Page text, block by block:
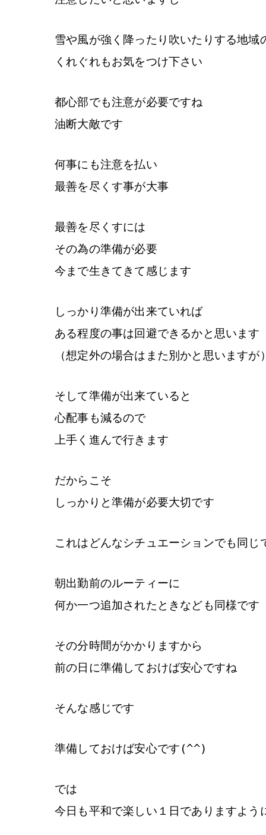
雪や風が強く降ったり吹いたりする地域
くれぐれもお気をつけ下さい
都心部でも注意が必要ですね
油断大敵です
何事にも注意を払い
最善を尽くす事が大事
最善を尽くすには
その為の準備が必要
今まで生きてきて感じます
しっかり準備が出来ていれば
ある程度の事は回避できるかと思います
（想定外の場合はまた別かと思いますが
そして準備が出来ていると
心配事も減るので
上手く進んで行きます
だからこそ
しっかりと準備が必要大切です
これはどんなシチュエーションでも同じ
朝出勤前のルーティーに
何か一つ追加されたときなども同様です
その分時間がかかりますから
前の日に準備しておけば安心ですね
そんな感じです
準備しておけば安心です(^^)
では
今日も平和で楽しい１日でありますよ